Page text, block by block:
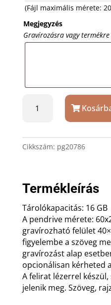
(Fájl maximális mérete:
Megjegyzés
Gravírozásra vagy
fa
mennyiség
Cikkszám: pg20786
Termékleírás
Tárolókapacitás: 16 GB
A pendrive mérete:
gravírozható felület
figyelembe a szöveg
gravírozást alap
opcionálisan kérheted
A felirat lézerrel
jelenik meg. Szöveg,